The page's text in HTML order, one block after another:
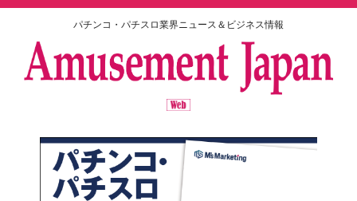
パチンコ・パチスロ業界ニュース＆ビジネス情報